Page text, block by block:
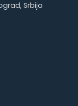
Srbija